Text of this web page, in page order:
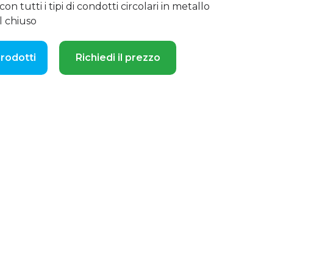
tutti i tipi di condotti circolari in metallo
chiuso
Richiedi il prezzo